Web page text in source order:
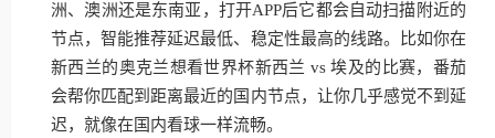
洲、澳洲还是东南亚，打开APP后它都会自动扫描附近的
节点，智能推荐延迟最低、稳定性最高的线路。比如你在
新西兰的奥克兰想看世界杯新西兰 vs 埃及的比赛，番茄
会帮你匹配到距离最近的国内节点，让你几乎感觉不到延
迟，就像在国内看球一样流畅。